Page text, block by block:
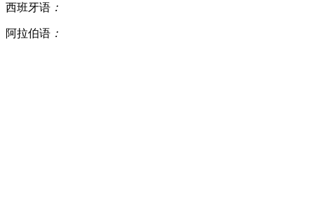
西班牙语 ：
阿拉伯语 ：